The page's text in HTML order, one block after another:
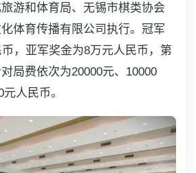
游和体育局、无锡市棋类协会
体育传播有限公司执行。冠军
，亚军奖金为8万元人民币，第
局费依次为20000元、10000
人民币。